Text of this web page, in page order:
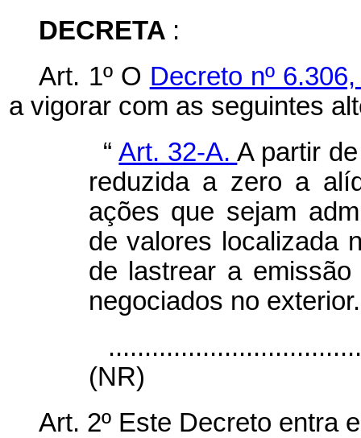
DECRETA :
Art. 1º O Decreto nº
a vigorar com as seguintes
“Art. 32-A.A partir
reduzida a zero a
ações que sejam
de valores localizada
de lastrear a
negociados no exterior.
(NR)
Art. 2º Este Decreto entra